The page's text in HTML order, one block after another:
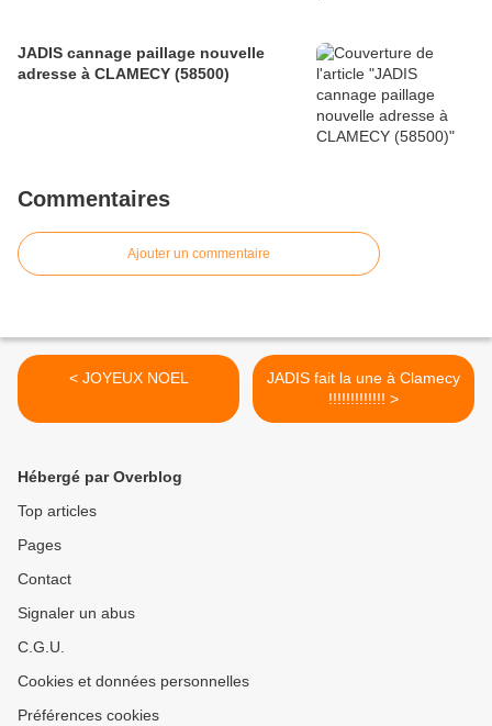
JADIS cannage paillage nouvelle
adresse à CLAMECY (58500)
Commentaires
Ajouter un commentaire
< JOYEUX NOEL
JADIS fait la une à Clamecy
!!!!!!!!!!!!! >
Hébergé par Overblog
Top articles
Pages
Contact
Signaler un abus
C.G.U.
Cookies et données personnelles
Préférences cookies